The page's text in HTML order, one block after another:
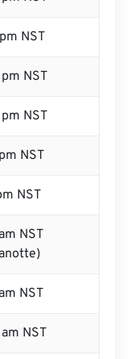
NST
NST
NST
NST
NST
NST
NST
NST